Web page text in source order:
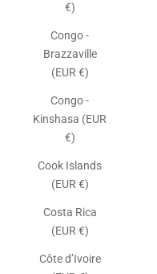
€)
Congo -
Brazzaville
(EUR €)
Congo -
Kinshasa (EUR
€)
Cook Islands
(EUR €)
Costa Rica
(EUR €)
Côte d’Ivoire